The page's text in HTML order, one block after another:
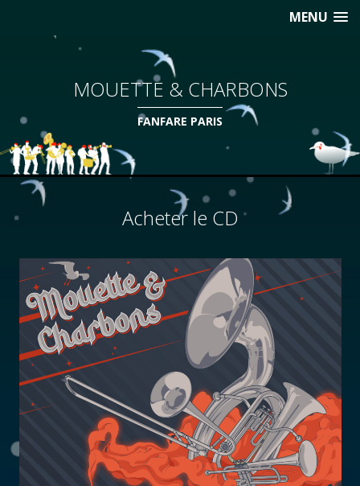
MENU
MOUETTE & CHARBONS
FANFARE PARIS
Acheter le CD